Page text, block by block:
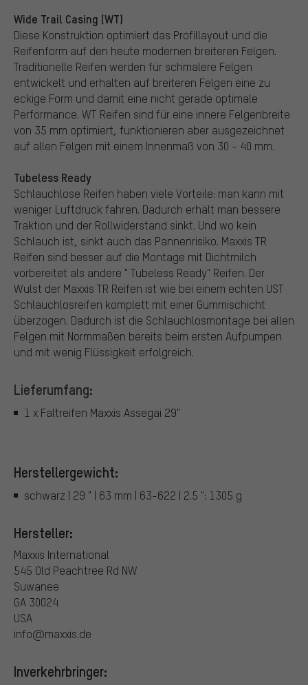
Wide Trail Casing (WT)
Diese Konstruktion optimiert das Profillayout und die
Reifenform auf den heute modernen breiteren Felgen.
Traditionelle Reifen werden für schmalere Felgen
entwickelt und erhalten auf breiteren Felgen eine zu
eckige Form und damit eine nicht gerade optimale
Performance. WT Reifen sind für eine innere Felgenbreite
von 35 mm optimiert, funktionieren aber ausgezeichnet
auf allen Felgen mit einem Innenmaß von 30 - 40 mm.
Tubeless Ready
Schlauchlose Reifen haben viele Vorteile: man kann mit
weniger Luftdruck fahren. Dadurch erhält man bessere
Traktion und der Rollwiderstand sinkt. Und wo kein
Schlauch ist, sinkt auch das Pannenrisiko. Maxxis TR
Reifen sind besser auf die Montage mit Dichtmilch
vorbereitet als andere " Tubeless Ready" Reifen. Der
Wulst der Maxxis TR Reifen ist wie bei einem echten UST
Schlauchlosreifen komplett mit einer Gummischicht
überzogen. Dadurch ist die Schlauchlosmontage bei allen
Felgen mit Normmaßen bereits beim ersten Aufpumpen
und mit wenig Flüssigkeit erfolgreich.
Lieferumfang:
1 x Faltreifen Maxxis Assegai 29"
Herstellergewicht:
schwarz | 29 " | 63 mm | 63-622 | 2.5 ": 1305 g
Hersteller:
Maxxis International
545 Old Peachtree Rd NW
Suwanee
GA 30024
USA
info@maxxis.de
Inverkehrbringer: